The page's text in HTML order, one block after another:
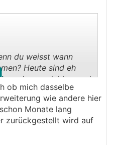
.
du weisst wann
Heute sind eh
und unerreichbar und
🙂
immer: Chill mal
ob mich dasselbe
wie andere hier
Monate lang
zurückgestellt wird auf